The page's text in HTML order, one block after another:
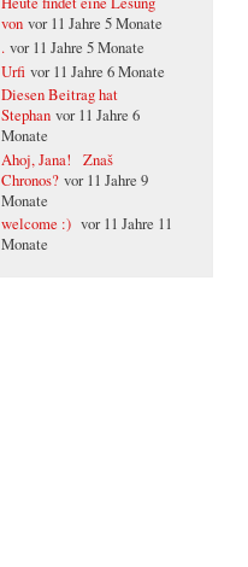
von vor 11 Jahre 5 Monate
. vor 11 Jahre 5 Monate
Urfi vor 11 Jahre 6 Monate
Diesen Beitrag hat
Stephan vor 11 Jahre 6
Monate
Ahoj, Jana! Znaš
Chronos? vor 11 Jahre 9
Monate
welcome :) vor 11 Jahre 11
Monate